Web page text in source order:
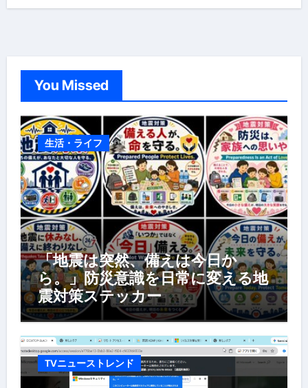
You Missed
生活・ライフ
「地震は突然、備えは今日か
ら。」防災意識を日常に変える地
震対策ステッカー
TVニューストレンド